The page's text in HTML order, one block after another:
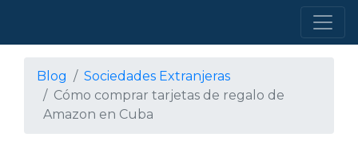
Blog
Sociedades Extranjeras
Cómo comprar tarjetas de regalo de
Amazon en Cuba